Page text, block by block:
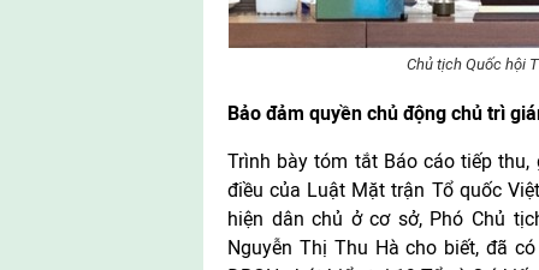
Chủ tịch Quốc hội
Bảo đảm quyền chủ động chủ trì
Trình bày tóm tắt Báo cáo tiếp
điều của Luật Mặt trận Tổ quốc
hiện dân chủ ở cơ sở, Phó Chủ
Nguyễn Thị Thu Hà cho biết, đã